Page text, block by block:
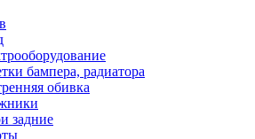
бампера, радиатора
обивка
задние